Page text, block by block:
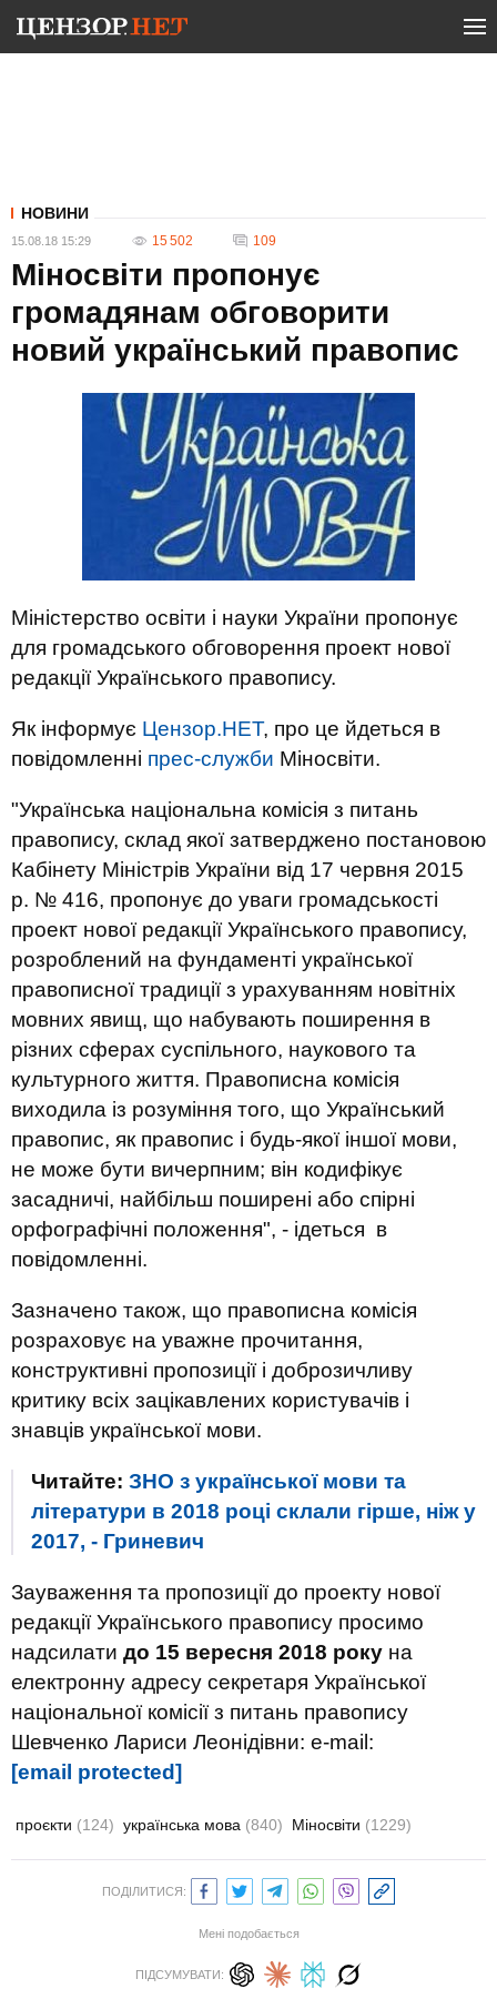
НОВИНИ
15.08.18 15:29 15 502 109
Міносвіти пропонує
громадянам обговорити
новий український правопис
Міністерство освіти і науки України пропонує
для громадського обговорення проект нової
редакції Українського правопису.
Як інформує Цензор.НЕТ, про це йдеться в
повідомленні прес-служби Міносвіти.
"Українська національна комісія з питань
правопису, склад якої затверджено постановою
Кабінету Міністрів України від 17 червня 2015
р. № 416, пропонує до уваги громадськості
проект нової редакції Українського правопису,
розроблений на фундаменті української
правописної традиції з урахуванням новітніх
мовних явищ, що набувають поширення в
різних сферах суспільного, наукового та
культурного життя. Правописна комісія
виходила із розуміння того, що Український
правопис, як правопис і будь-якої іншої мови,
не може бути вичерпним; він кодифікує
засадничі, найбільш поширені або спірні
орфографічні положення", - ідеться в
повідомленні.
Зазначено також, що правописна комісія
розраховує на уважне прочитання,
конструктивні пропозиції і доброзичливу
критику всіх зацікавлених користувачів і
знавців української мови.
Читайте: ЗНО з української мови та
літератури в 2018 році склали гірше, ніж у
2017, - Гриневич
Зауваження та пропозиції до проекту нової
редакції Українського правопису просимо
надсилати до 15 вересня 2018 року на
електронну адресу секретаря Української
національної комісії з питань правопису
Шевченко Лариси Леонідівни: e-mail:
[email protected]
проєкти (124) українська мова (840) Міносвіти (1229)
ПОДІЛИТИСЯ:
Мені подобається
ПІДСУМУВАТИ: